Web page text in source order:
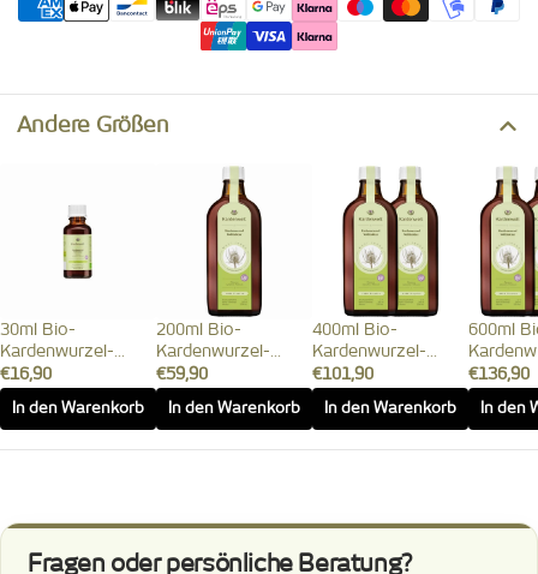
Andere Größen
30ml Bio-
Kardenwurzel-
Volltinktur (Ansatz
1:1)
€16,90
In den Warenkorb
200ml Bio-
Kardenwurzel-
Volltinktur (Ansatz
1:1)
€59,90
In den Warenkorb
400ml Bio-
Kardenwurzel-
Volltinktur (Ansatz
1:1)
€101,90
In den Warenkorb
600ml
1:1)
€136,90
In den
Fragen oder persönliche Beratung?